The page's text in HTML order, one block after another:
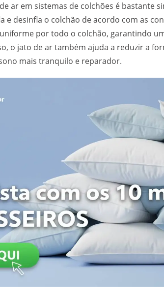
ar em sistemas de colchões é bastante
e desinfla o colchão de acordo com as
por todo o colchão, garantindo
o jato de ar também ajuda a reduzir a
mais tranquilo e reparador.